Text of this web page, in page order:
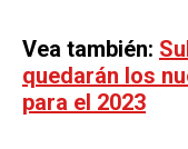
Vea también:
quedarán los
para el 2023